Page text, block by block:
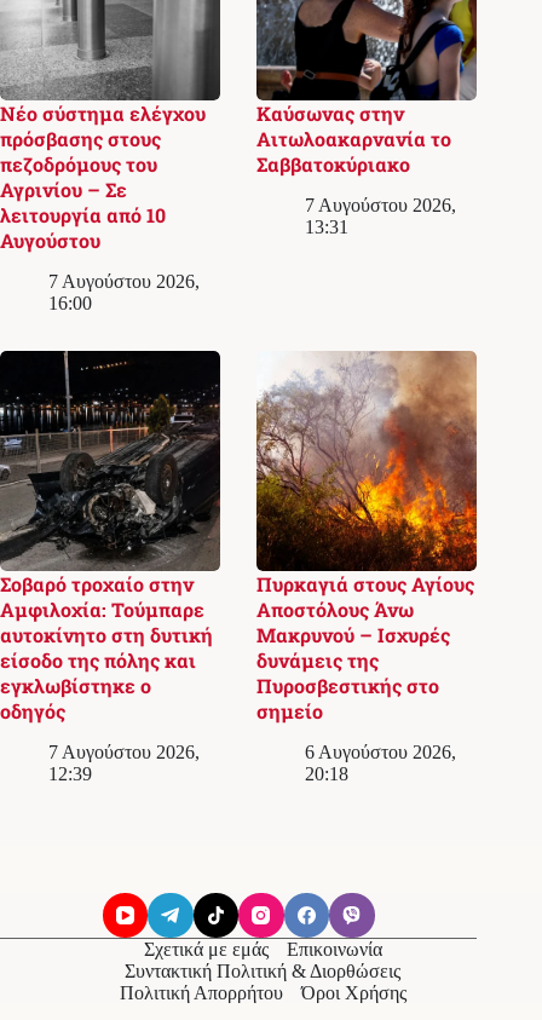
Νέο σύστημα ελέγχου
πρόσβασης στους
πεζοδρόμους του
Αγρινίου – Σε
λειτουργία από 10
Αυγούστου
7 Αυγούστου 2026,
16:00
Καύσωνας στην
Αιτωλοακαρνανία το
Σαββατοκύριακο
7 Αυγούστου 2026,
13:31
Σοβαρό τροχαίο στην
Αμφιλοχία: Τούμπαρε
αυτοκίνητο στη δυτική
είσοδο της πόλης και
εγκλωβίστηκε ο
οδηγός
7 Αυγούστου 2026,
12:39
Πυρκαγιά στους Αγίους
Αποστόλους Άνω
Μακρυνού – Ισχυρές
δυνάμεις της
Πυροσβεστικής στο
σημείο
6 Αυγούστου 2026,
20:18
Σχετικά με εμάς
Επικοινωνία
Συντακτική Πολιτική & Διορθώσεις
Πολιτική Απορρήτου
Όροι Χρήσης